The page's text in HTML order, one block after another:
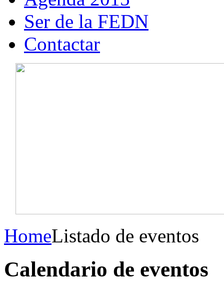
Ser de la FEDN
Contactar
HomeListado de eventos
Calendario de eventos